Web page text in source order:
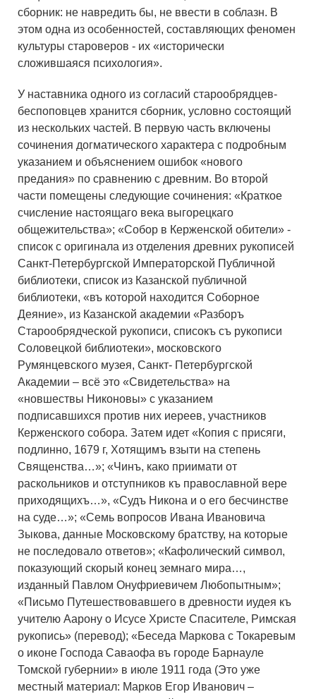
сборник: не навредить бы, не ввести в соблазн. В
этом одна из особенностей, составляющих феномен
культуры староверов - их «исторически
сложившаяся психология».
У наставника одного из согласий старообрядцев-
беспоповцев хранится сборник, условно состоящий
из нескольких частей. В первую часть включены
сочинения догматического характера с подробным
указанием и объяснением ошибок «нового
предания» по сравнению с древним. Во второй
части помещены следующие сочинения: «Краткое
счисление настоящаго века выгорецкаго
общежительства»; «Собор в Керженской обители» -
список с оригинала из отделения древних рукописей
Санкт-Петербургской Императорской Публичной
библиотеки, список из Казанской публичной
библиотеки, «въ которой находится Соборное
Деяние», из Казанской академии «Разборъ
Старообрядческой рукописи, списокъ съ рукописи
Соловецкой библиотеки», московского
Румянцевского музея, Санкт- Петербургской
Академии – всё это «Свидетельства» на
«новшествы Никоновы» с указанием
подписавшихся против них иереев, участников
Керженского собора. Затем идет «Копия с присяги,
подлинно, 1679 г, Хотящимъ взыти на степень
Священства…»; «Чинъ, како приимати от
раскольников и отступников къ православной вере
приходящихъ…», «Судъ Никона и о его бесчинстве
на суде…»; «Семь вопросов Ивана Ивановича
Зыкова, данные Московскому братству, на которые
не последовало ответов»; «Кафолический символ,
показующий скорый конец земнаго мира…,
изданный Павлом Онуфриевичем Любопытным»;
«Письмо Путешествовавшего в древности иудея къ
учителю Аарону о Исусе Христе Спасителе, Римская
рукопись» (перевод); «Беседа Маркова с Токаревым
о иконе Господа Саваофа въ городе Барнауле
Томской губернии» в июле 1911 года (Это уже
местный материал: Марков Егор Иванович –